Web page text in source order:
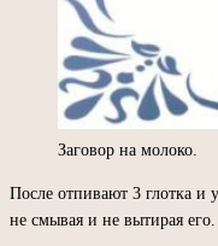
Заговор на молоко.
После отпивают 3 глотка и
не смывая и не вытирая его.